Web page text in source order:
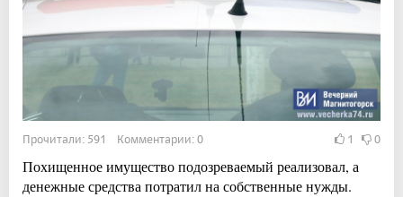
Прочитали: 591 Комментарии: 0 1 0
Похищенное имущество подозреваемый реализовал, а
денежные средства потратил на собственные нужды.